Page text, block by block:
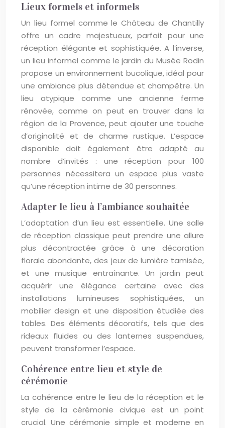
Lieux formels et informels
Un lieu formel comme le Château de Chantilly
offre un cadre majestueux, parfait pour une
réception élégante et sophistiquée. A l’inverse,
un lieu informel comme le jardin du Musée Rodin
propose un environnement bucolique, idéal pour
une ambiance plus détendue et champêtre. Un
lieu atypique comme une ancienne ferme
rénovée, comme on peut en trouver dans la
région de la Provence, peut ajouter une touche
d’originalité et de charme rustique. L’espace
disponible doit également être adapté au
nombre d’invités : une réception pour 100
personnes nécessitera un espace plus vaste
qu’une réception intime de 30 personnes.
Adapter le lieu à l’ambiance souhaitée
L’adaptation d’un lieu est essentielle. Une salle
de réception classique peut prendre une allure
plus décontractée grâce à une décoration
florale abondante, des jeux de lumière tamisée,
et une musique entraînante. Un jardin peut
acquérir une élégance certaine avec des
installations lumineuses sophistiquées, un
mobilier design et une disposition étudiée des
tables. Des éléments décoratifs, tels que des
rideaux fluides ou des lanternes suspendues,
peuvent transformer l’espace.
Cohérence entre lieu et style de
cérémonie
La cohérence entre le lieu de la réception et le
style de la cérémonie civique est un point
crucial. Une cérémonie simple et moderne en